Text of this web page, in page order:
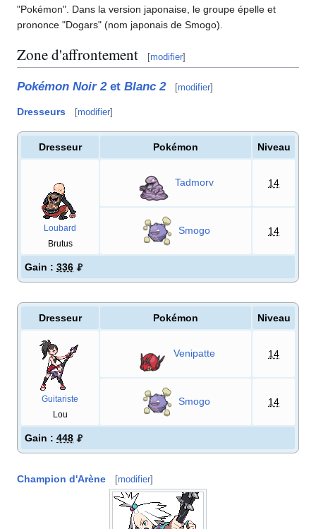
"Pokémon". Dans la version japonaise, le groupe épelle et
prononce "Dogars" (nom japonais de Smogo).
Zone d'affrontement [modifier]
Pokémon Noir 2et Blanc 2 [modifier]
Dresseurs [modifier]
Dresseur Pokémon Niveau
Loubard
Brutus
Tadmorv 14
Smogo 14
Gain : 336
Dresseur Pokémon Niveau
Guitariste
Lou
Venipatte 14
Smogo 14
Gain : 448
Champion d'Arène [modifier]